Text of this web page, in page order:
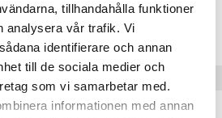
tillhandahålla funktioner
analysera vår trafik. Vi
identifierare och annan
till de sociala medier och
som vi samarbetar med.
informationen med annan
385 kr
produkter